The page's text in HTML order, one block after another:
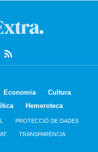
Economia
Cultura
Hemeroteca
PROTECCIÓ DE DADES
TRANSPARÈNCIA